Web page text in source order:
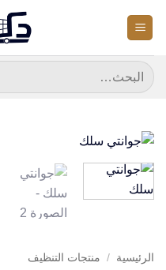
للمحتوى
البحث
عن:
الرئيسية / منتجات التنظيف